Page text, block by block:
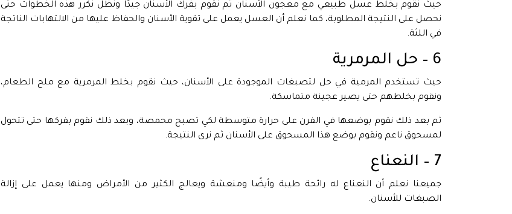
حيث نقوم بخلط عسل طبيعي مع معجون الأسنان ثم نقوم بفرك الأسنان جيدًا ونظل نكرر هذه الخطوات حتى
نحصل على النتيجة المطلوبة، كما نعلم أن العسل يعمل على تقوية الأسنان والحفاظ عليها من الالتهابات الناتجة
في اللثة.
6 – حل المرمرية
حيث تستخدم المرمية في حل لتصبغات الموجودة على الأسنان، حيث نقوم بخلط المرمرية مع ملح الطعام،
ونقوم بخلطهم حتى يصير عجينة متماسكة.
ثم بعد ذلك نقوم بوضعها في الفرن على حرارة متوسطة لكي تصبح محمصة، وبعد ذلك نقوم بفركها حتى تتحول
لمسحوق ناعم ونقوم بوضع هذا المسحوق على الأسنان ثم نرى النتيجة.
7 – النعناع
جميعنا نعلم أن النعناع له رائحة طيبة وأيضًا ومنعشة ويعالج الكثير من الأمراض ومنها يعمل على إزالة
الصبغات للأسنان.